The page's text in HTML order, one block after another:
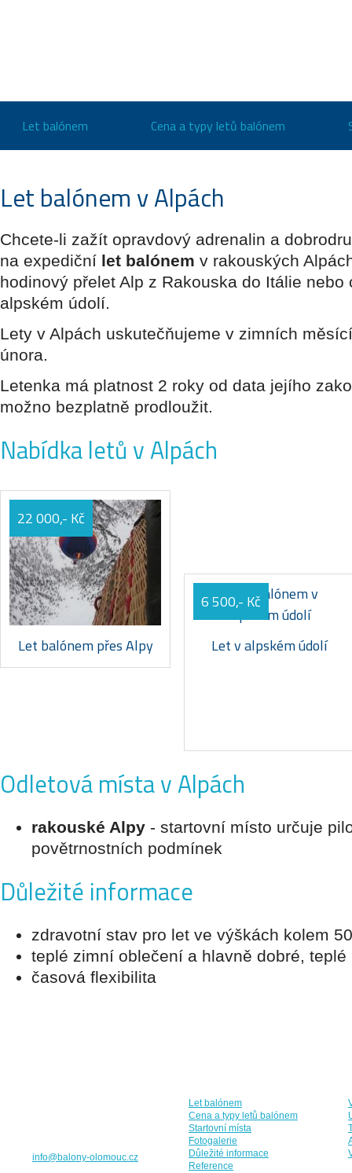
Let balónem Cena a typy letů balónem
Let balónem v Alpách
Chcete-li zažít opravdový adrenalin a
na expediční let balónem v rakouských
hodinový přelet Alp z Rakouska do Itálie nebo
alpském údolí.
Lety v Alpách uskutečňujeme v zimních
února.
Letenka má platnost 2 roky od data jejího
možno bezplatně prodloužit.
Nabídka letů v Alpách
22 000,- Kč
Let balónem přes Alpy
6 500,- Kč
Let v alpském údolí
Odletová místa v Alpách
rakouské Alpy - startovní místo určuje
povětrnostních podmínek
Důležité informace
zdravotní stav pro let ve výškách kolem
teplé zimní oblečení a hlavně dobré, teplé
časová flexibilita
info@balony-olomouc.cz
Let balónem
Cena a typy letů balónem
Startovní místa
Fotogalerie
Důležité informace
Reference